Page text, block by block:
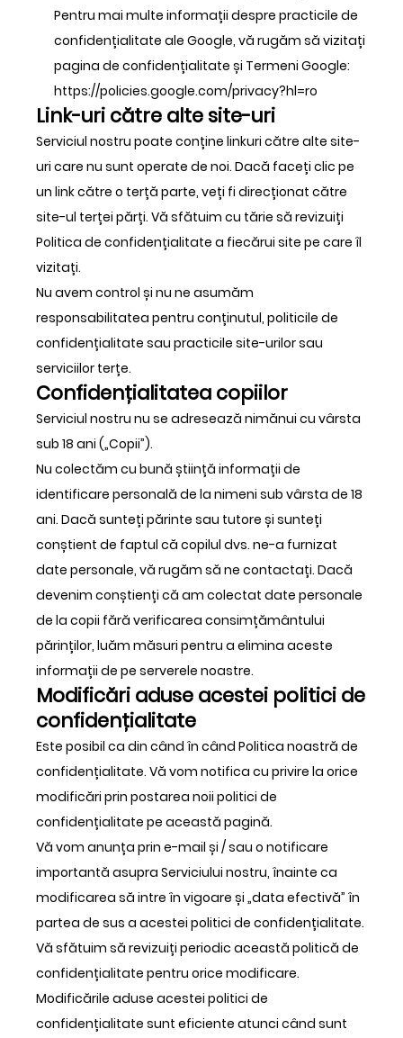
Pentru mai multe informații despre practicile de
confidențialitate ale Google, vă rugăm să vizitați
pagina de confidențialitate și Termeni Google:
https://policies.google.com/privacy?hl=ro
Link-uri către alte site-uri
Serviciul nostru poate conține linkuri către alte site-
uri care nu sunt operate de noi. Dacă faceți clic pe
un link către o terță parte, veți fi direcționat către
site-ul terței părți. Vă sfătuim cu tărie să revizuiți
Politica de confidențialitate a fiecărui site pe care îl
vizitați.
Nu avem control și nu ne asumăm
responsabilitatea pentru conținutul, politicile de
confidențialitate sau practicile site-urilor sau
serviciilor terțe.
Confidențialitatea copiilor
Serviciul nostru nu se adresează nimănui cu vârsta
sub 18 ani („Copii”).
Nu colectăm cu bună știință informații de
identificare personală de la nimeni sub vârsta de 18
ani. Dacă sunteți părinte sau tutore și sunteți
conștient de faptul că copilul dvs. ne-a furnizat
date personale, vă rugăm să ne contactați. Dacă
devenim conștienți că am colectat date personale
de la copii fără verificarea consimțământului
părinților, luăm măsuri pentru a elimina aceste
informații de pe serverele noastre.
Modificări aduse acestei politici de
confidențialitate
Este posibil ca din când în când Politica noastră de
confidențialitate. Vă vom notifica cu privire la orice
modificări prin postarea noii politici de
confidențialitate pe această pagină.
Vă vom anunța prin e-mail și / sau o notificare
importantă asupra Serviciului nostru, înainte ca
modificarea să intre în vigoare și „data efectivă” în
partea de sus a acestei politici de confidențialitate.
Vă sfătuim să revizuiți periodic această politică de
confidențialitate pentru orice modificare.
Modificările aduse acestei politici de
confidențialitate sunt eficiente atunci când sunt